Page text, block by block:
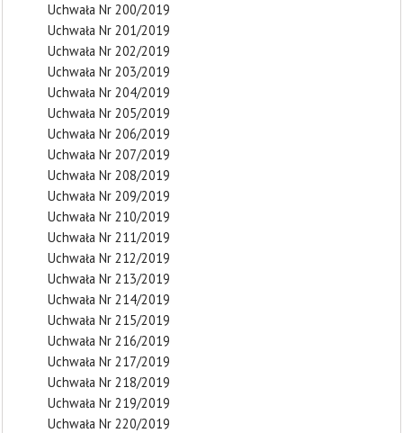
Uchwała Nr 200/2019
Uchwała Nr 201/2019
Uchwała Nr 202/2019
Uchwała Nr 203/2019
Uchwała Nr 204/2019
Uchwała Nr 205/2019
Uchwała Nr 206/2019
Uchwała Nr 207/2019
Uchwała Nr 208/2019
Uchwała Nr 209/2019
Uchwała Nr 210/2019
Uchwała Nr 211/2019
Uchwała Nr 212/2019
Uchwała Nr 213/2019
Uchwała Nr 214/2019
Uchwała Nr 215/2019
Uchwała Nr 216/2019
Uchwała Nr 217/2019
Uchwała Nr 218/2019
Uchwała Nr 219/2019
Uchwała Nr 220/2019